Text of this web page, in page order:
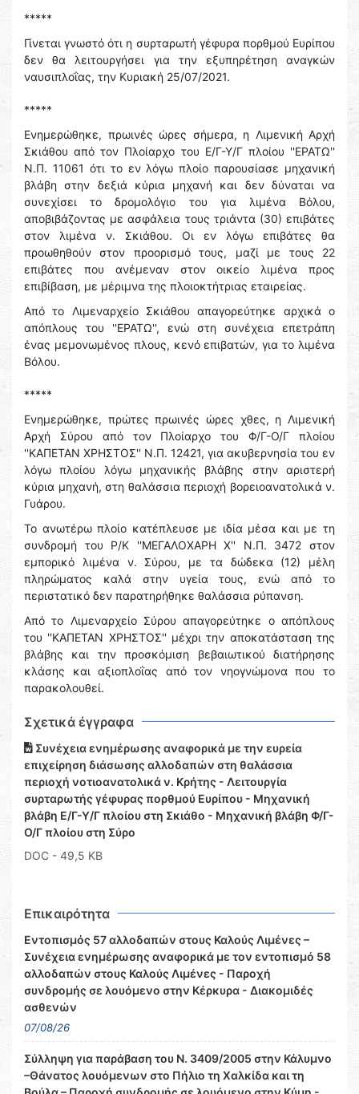
*****
Γίνεται γνωστό ότι η συρταρωτή γέφυρα πορθμού Ευρίπου
δεν θα λειτουργήσει για την εξυπηρέτηση αναγκών
ναυσιπλοΐας, την Κυριακή 25/07/2021.
*****
Ενημερώθηκε, πρωινές ώρες σήμερα, η Λιμενική Αρχή
Σκιάθου από τον Πλοίαρχο του Ε/Γ-Υ/Γ πλοίου ''ΕΡΑΤΩ''
Ν.Π. 11061 ότι το εν λόγω πλοίο παρουσίασε μηχανική
βλάβη στην δεξιά κύρια μηχανή και δεν δύναται να
συνεχίσει το δρομολόγιο του για λιμένα Βόλου,
αποβιβάζοντας με ασφάλεια τους τριάντα (30) επιβάτες
στον λιμένα ν. Σκιάθου. Οι εν λόγω επιβάτες θα
προωθηθούν στον προορισμό τους, μαζί με τους 22
επιβάτες που ανέμεναν στον οικείο λιμένα προς
επιβίβαση, με μέριμνα της πλοιοκτήτριας εταιρείας.
Από το Λιμεναρχείο Σκιάθου απαγορεύτηκε αρχικά ο
απόπλους του ''ΕΡΑΤΩ'', ενώ στη συνέχεια επετράπη
ένας μεμονωμένος πλους, κενό επιβατών, για το λιμένα
Βόλου.
*****
Ενημερώθηκε, πρώτες πρωινές ώρες χθες, η Λιμενική
Αρχή Σύρου από τον Πλοίαρχο του Φ/Γ-Ο/Γ πλοίου
''ΚΑΠΕΤΑΝ ΧΡΗΣΤΟΣ'' Ν.Π. 12421, για ακυβερνησία του εν
λόγω πλοίου λόγω μηχανικής βλάβης στην αριστερή
κύρια μηχανή, στη θαλάσσια περιοχή βορειοανατολικά ν.
Γυάρου.
Το ανωτέρω πλοίο κατέπλευσε με ιδία μέσα και με τη
συνδρομή του Ρ/Κ ''ΜΕΓΑΛΟΧΑΡΗ Χ'' Ν.Π. 3472 στον
εμπορικό λιμένα ν. Σύρου, με τα δώδεκα (12) μέλη
πληρώματος καλά στην υγεία τους, ενώ από το
περιστατικό δεν παρατηρήθηκε θαλάσσια ρύπανση.
Από το Λιμεναρχείο Σύρου απαγορεύτηκε ο απόπλους
του ''ΚΑΠΕΤΑΝ ΧΡΗΣΤΟΣ'' μέχρι την αποκατάσταση της
βλάβης και την προσκόμιση βεβαιωτικού διατήρησης
κλάσης και αξιοπλοΐας από τον νηογνώμονα που το
παρακολουθεί.
Σχετικά έγγραφα
Συνέχεια ενημέρωσης αναφορικά με την ευρεία
επιχείρηση διάσωσης αλλοδαπών στη θαλάσσια
περιοχή νοτιοανατολικά ν. Κρήτης - Λειτουργία
συρταρωτής γέφυρας πορθμού Ευρίπου - Μηχανική
βλάβη Ε/Γ-Υ/Γ πλοίου στη Σκιάθο - Μηχανική βλάβη Φ/Γ-
Ο/Γ πλοίου στη Σύρο
DOC - 49,5 KB
Επικαιρότητα
Εντοπισμός 57 αλλοδαπών στους Καλούς Λιμένες –
Συνέχεια ενημέρωσης αναφορικά με τον εντοπισμό 58
αλλοδαπών στους Καλούς Λιμένες - Παροχή
συνδρομής σε λουόμενο στην Κέρκυρα - Διακομιδές
ασθενών
07/08/26
Σύλληψη για παράβαση του Ν. 3409/2005 στην Κάλυμνο
–Θάνατος λουόμενων στο Πήλιο τη Χαλκίδα και τη